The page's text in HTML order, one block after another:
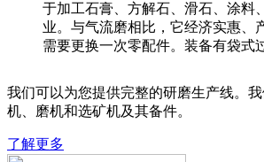
于加工石膏、方解石、滑石、涂料
业。与气流磨相比，它经济实惠、
需要更换一次零配件。装备有袋式
我们可以为您提供完整的研磨生产线。
机、磨机和选矿机及其备件。
了解更多